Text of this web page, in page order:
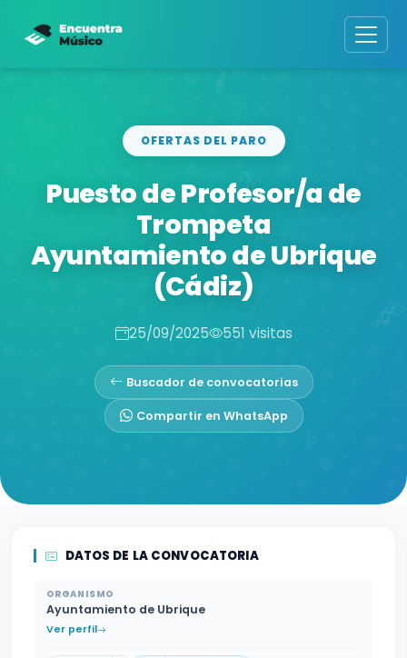
OFERTAS DEL PARO
Puesto de Profesor/a de
Trompeta
Ayuntamiento de Ubrique
(Cádiz)
25/09/2025 551 visitas
Buscador de convocatorias
Compartir en WhatsApp
DATOS DE LA CONVOCATORIA
ORGANISMO
Ayuntamiento de Ubrique
Ver perfil